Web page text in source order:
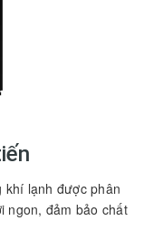
khí lạnh được phân
ngon, đảm bảo chất